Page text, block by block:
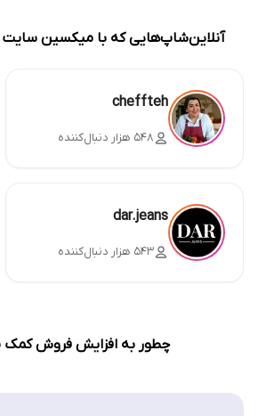
آنلاین‌شاپ‌هایی که با میکسین
cheffteh
۵۴۸ هزار دنبال‌کننده
dar.jeans
۵۴۳ هزار دنبال‌کننده
چطور به افزایش فروش کمک